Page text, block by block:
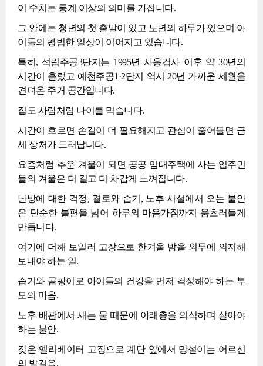
이 수치는 통계 이상의 의미를 가집니다.
그 안에는 청년의 첫 출발이 있고 노년의 하루가 있으며 아
이들의 평범한 일상이 이어지고 있습니다.
특히, 석림주공3단지는 1995년 사용검사 이후 약 30년의
시간이 흘렀고 예천주공1·2단지 역시 20년 가까운 세월을
견뎌온 주거 공간입니다.
집도 사람처럼 나이를 먹습니다.
시간이 흐르면 손길이 더 필요해지고 관심이 줄어들면 금
세 상처가 드러납니다.
요즘처럼 추운 겨울이 되면 공공 임대주택에 사는 입주민
들의 겨울은 더 길고 더 차갑게 느껴집니다.
난방에 대한 걱정, 결로와 습기, 노후 시설에서 오는 불안
은 단순한 불편을 넘어 하루의 마음가짐까지 움츠러들게
만듭니다.
여기에 더해 보일러 고장으로 한겨울 밤을 외투에 의지해
보내야 하는 일.
습기와 곰팡이로 아이들의 건강을 먼저 걱정해야 하는 부
모의 마음.
노후 배관에서 새는 물 때문에 아래층을 의식하며 살아야
하는 불안.
잦은 엘리베이터 고장으로 계단 앞에서 망설이는 어르신
의 발걸음.